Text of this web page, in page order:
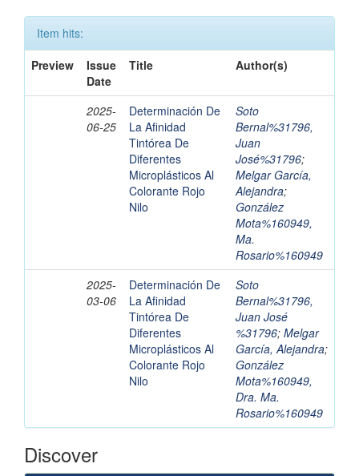
Item hits:
Preview
Issue
Date
Title Author(s)
2025-
06-25
Determinación De
La Afinidad
Tintórea De
Diferentes
Microplásticos Al
Colorante Rojo
Nilo
Soto
Bernal%31796,
Juan
José%31796;
Melgar García,
Alejandra;
González
Mota%160949,
Ma.
Rosario%160949
2025-
03-06
Determinación De
La Afinidad
Tintórea De
Diferentes
Microplásticos Al
Colorante Rojo
Nilo
Soto
Bernal%31796,
Juan José
%31796; Melgar
García, Alejandra;
González
Mota%160949,
Dra. Ma.
Rosario%160949
Discover